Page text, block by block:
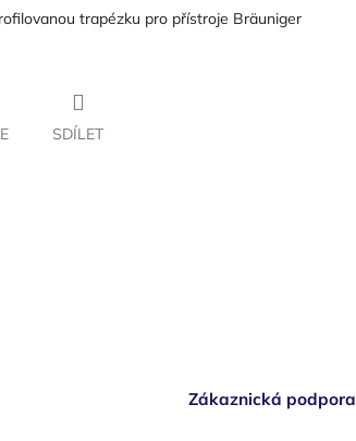
trapézku pro přístroje Bräuniger
SDÍLET
Zákaznická podpora